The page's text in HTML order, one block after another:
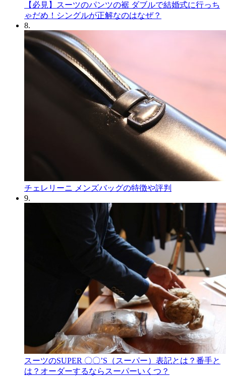
【必見】スーツのパンツの裾 ダブルで結婚式に行っち
ゃだめ！シングルが正解なのはなぜ？
8.
チェレリーニ メンズバッグの特徴や評判
9.
スーツのSUPER 〇〇’S（スーパー）表記とは？番手と
は？オーダーするならスーパーいくつ？